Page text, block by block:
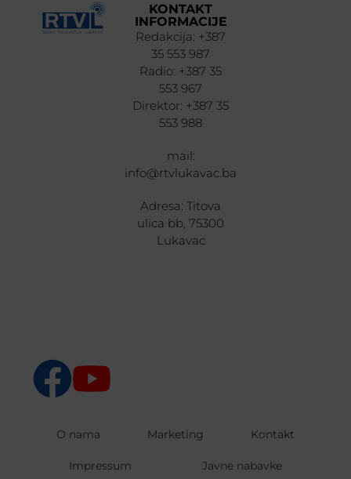
KONTAKT
INFORMACIJE
Redakcija: +387
35 553 987
Radio: +387 35
553 967
Direktor: +387 35
553 988
mail:
info@rtvlukavac.ba
Adresa: Titova
ulica bb, 75300
Lukavac
O nama Marketing Kontakt
Impressum Javne nabavke